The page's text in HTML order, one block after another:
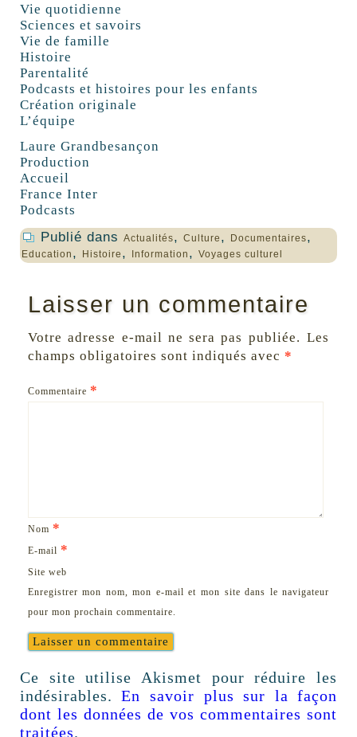
Vie quotidienne
Sciences et savoirs
Vie de famille
Histoire
Parentalité
Podcasts et histoires pour les enfants
Création originale
L’équipe
Laure Grandbesançon
Production
Accueil
France Inter
Podcasts
Publié dans Actualités, Culture , Documentaires,
Education , Histoire , Information , Voyages culturel
Laisser un commentaire
Votre adresse e-mail ne sera pas publiée. Les
champs obligatoires sont indiqués avec *
Commentaire *
Nom *
E-mail *
Site web
Enregistrer mon nom, mon e-mail et mon site dans le navigateur
pour mon prochain commentaire.
Ce site utilise Akismet pour réduire les
indésirables.En savoir plus sur la façon
dont les données de vos commentaires sont
traitées.